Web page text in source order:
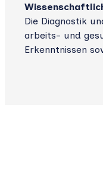
Die Diagnostik
arbeits- und
Erkenntnissen